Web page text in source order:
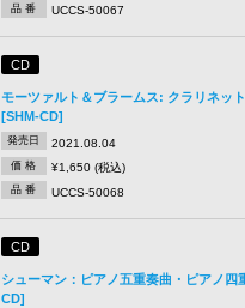
品 番 UCCS-50067
CD
モーツァルト＆ブラームス: クラリネッ
[SHM-CD]
発売日 2021.08.04
価 格 ¥1,650 (税込)
品 番 UCCS-50068
CD
シューマン：ピアノ五重奏曲・ピアノ四
CD]